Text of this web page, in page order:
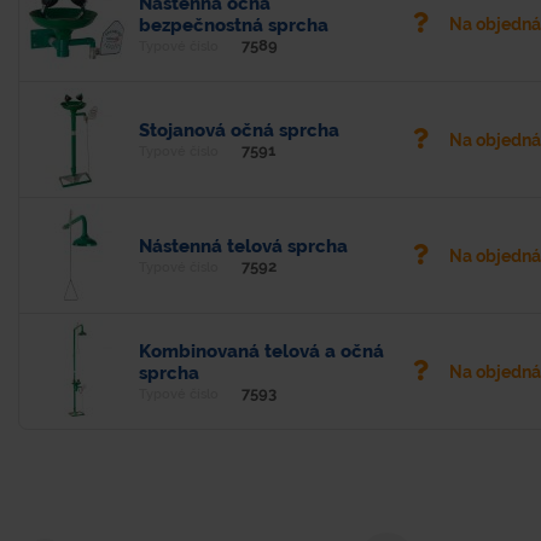
bezpečnostná sprcha
7589
Na
Stojanová očná sprcha
7591
Na
Nástenná telová sprcha
7592
Na
Kombinovaná telová a očná
sprcha
7593
Na